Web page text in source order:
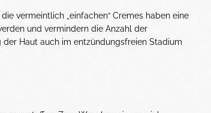
vermeintlich „einfachen“ Cremes haben eine
und vermindern die Anzahl der
Haut auch im entzündungsfreien Stadium